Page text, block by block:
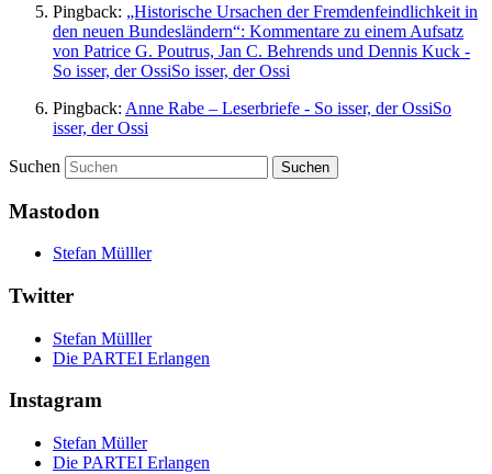
Pingback: „Historische Ursachen der Fremdenfeindlichkeit in
den neuen Bundesländern“: Kommentare zu einem Aufsatz
von Patrice G. Poutrus, Jan C. Behrends und Dennis Kuck -
So isser, der OssiSo isser, der Ossi
Pingback: Anne Rabe – Leserbriefe - So isser, der OssiSo
isser, der Ossi
Suchen
Mastodon
Stefan Mülller
Twitter
Stefan Mülller
Die PARTEI Erlangen
Instagram
Stefan Müller
Die PARTEI Erlangen